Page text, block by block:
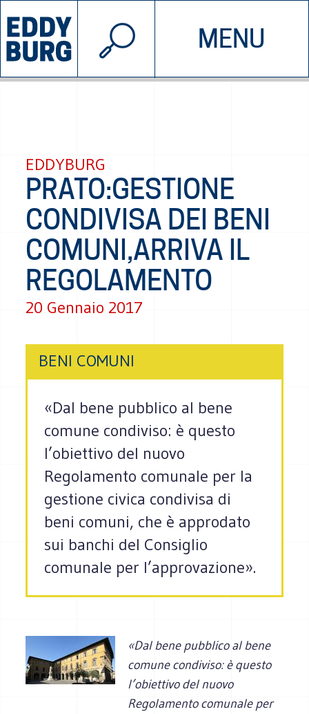
MENU
INIZIATIVE CHI SIAMO
© 2026 EDDYBURG
EDDYBURG
PRATO:GESTIONE
CONDIVISA DEI BENI
COMUNI,ARRIVA IL
REGOLAMENTO
20 Gennaio 2017
BENI COMUNI
«Dal bene pubblico al bene
comune condiviso: è questo
l’obiettivo del nuovo
Regolamento comunale per la
gestione civica condivisa di
beni comuni, che è approdato
sui banchi del Consiglio
comunale per l’approvazione».
«Dal bene pubblico al bene
comune condiviso: è questo
l’obiettivo del nuovo
Regolamento comunale per